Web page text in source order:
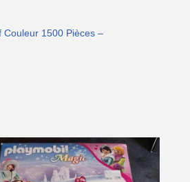
Couleur 1500 Pièces –